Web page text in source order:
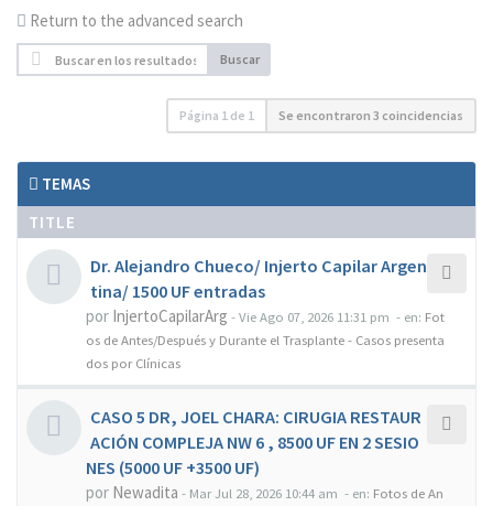
Return to the advanced search
Buscar
Página 1 de 1 Se encontraron 3 coincidencias
TEMAS
TITLE
Dr. Alejandro Chueco/ Injerto Capilar Argen
tina/ 1500 UF entradas
por InjertoCapilarArg -Vie Ago 07, 2026 11:31 pm - en: Fot
os de Antes/Después y Durante el Trasplante - Casos presenta
dos por Clínicas
CASO 5 DR, JOEL CHARA: CIRUGIA RESTAUR
ACIÓN COMPLEJA NW 6 , 8500 UF EN 2 SESIO
NES (5000 UF +3500 UF)
por Newadita - Mar Jul 28, 2026 10:44 am - en: Fotos de An